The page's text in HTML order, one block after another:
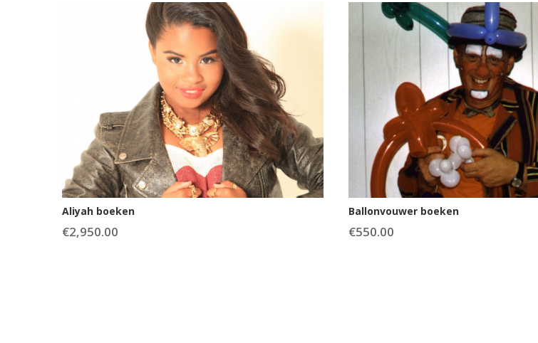
Aliyah boeken
€2,950.00
Ballonvouwer boeken
€550.00